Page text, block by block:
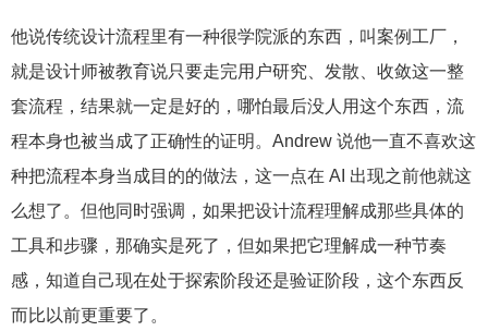
他说传统设计流程里有一种很学院派的东西，叫案例工厂，
就是设计师被教育说只要走完用户研究、发散、收敛这一整
套流程，结果就一定是好的，哪怕最后没人用这个东西，流
程本身也被当成了正确性的证明。Andrew 说他一直不喜欢这
种把流程本身当成目的的做法，这一点在 AI 出现之前他就这
么想了。但他同时强调，如果把设计流程理解成那些具体的
工具和步骤，那确实是死了，但如果把它理解成一种节奏
感，知道自己现在处于探索阶段还是验证阶段，这个东西反
而比以前更重要了。